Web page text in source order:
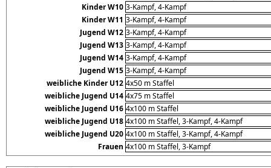
Kinder W10 3-Kampf, 4-Kampf
Kinder W11 3-Kampf, 4-Kampf
Jugend W12 3-Kampf, 4-Kampf
Jugend W13 3-Kampf, 4-Kampf
Jugend W14 3-Kampf, 4-Kampf
Jugend W15 3-Kampf, 4-Kampf
weibliche Kinder U12 4x50 m Staffel
weibliche Jugend U14 4x75 m Staffel
weibliche Jugend U16 4x100 m Staffel
weibliche Jugend U18 4x100 m Staffel, 3-Kampf, 4-Kampf
weibliche Jugend U20 4x100 m Staffel, 3-Kampf, 4-Kampf
Frauen 4x100 m Staffel, 3-Kampf